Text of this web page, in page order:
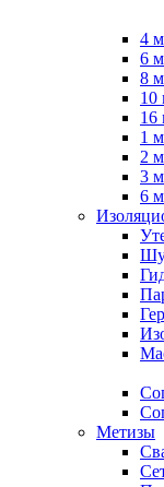
4
6
8
10
16
1
2
3
6
Метизы